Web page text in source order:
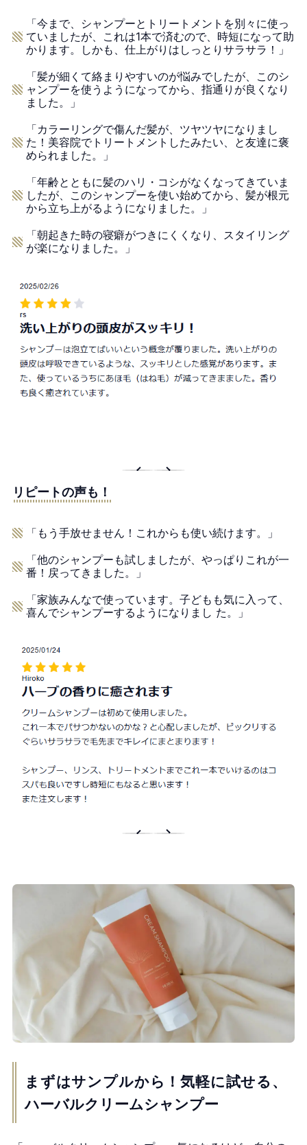
「今まで、シャンプーとトリートメントを別々に使っ
ていましたが、これは1本で済むので、時短になって助
かります。しかも、仕上がりはしっとりサラサラ！」
「髪が細くて絡まりやすいのが悩みでしたが、このシ
ャンプーを使うようになってから、指通りが良くなり
ました。」
「カラーリングで傷んだ髪が、ツヤツヤになりまし
た！美容院でトリートメントしたみたい、と友達に褒
められました。」
「年齢とともに髪のハリ・コシがなくなってきていま
したが、このシャンプーを使い始めてから、髪が根元
から立ち上がるようになりました。」
「朝起きた時の寝癖がつきにくくなり、スタイリング
が楽になりました。」
リピートの声も！
「もう手放せません！これからも使い続けます。」
「他のシャンプーも試しましたが、やっぱりこれが一
番！戻ってきました。」
「家族みんなで使っています。子どもも気に入って、
喜んでシャンプーするようになりまし た。」
まずはサンプルから！気軽に試せる、
ハーバルクリームシャンプー